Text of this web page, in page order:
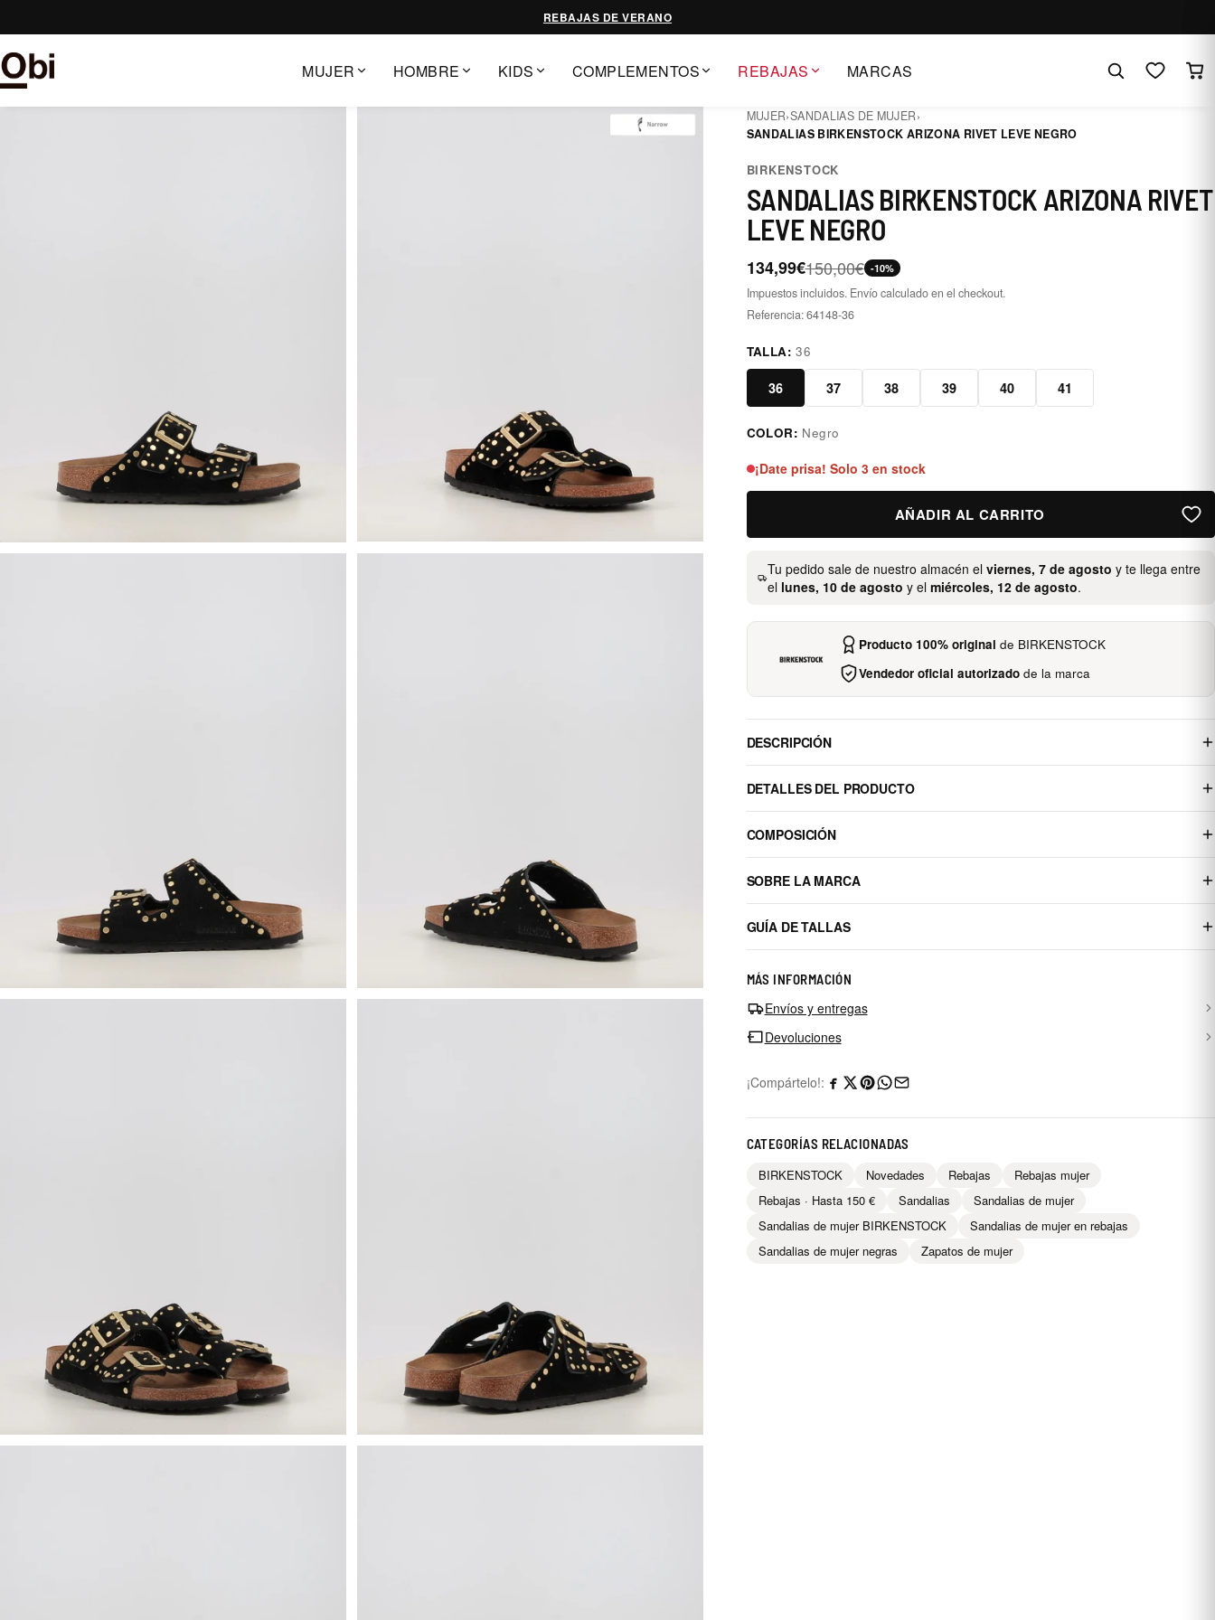
al
contenido
REBAJAS DE VERANO
MUJER HOMBRE KIDS COMPLEMENTOS REBAJAS MARCAS
MUJER›SANDALIAS DE MUJER›
SANDALIAS BIRKENSTOCK ARIZONA RIVET LEVE NEGRO
BIRKENSTOCK
SANDALIAS BIRKENSTOCK ARIZONA RIVET
LEVE NEGRO
134,99€150,00€ -10%
Impuestos incluidos. Envío calculado en el checkout.
Referencia:64148-36
TALLA:36
36 37 38 39 40 41
negro
COLOR: Negro
¡Date prisa! Solo 3 en stock
AÑADIR AL CARRITO
Tu pedido sale de nuestro almacén elviernes, 7 de agosto y te llega entre
el lunes, 10 de agosto y elmiércoles, 12 de agosto.
Producto 100% original de BIRKENSTOCK
Vendedor oficial autorizado de la marca
DESCRIPCIÓN
DETALLES DEL PRODUCTO
COMPOSICIÓN
SOBRE LA MARCA
GUÍA DE TALLAS
MÁS INFORMACIÓN
Envíos y entregas
Devoluciones
¡Compártelo!:
CATEGORÍAS RELACIONADAS
BIRKENSTOCK Novedades Rebajas
Rebajas mujer
Rebajas · Hasta 150 €
Sandalias
Sandalias de mujer
Sandalias de mujer BIRKENSTOCK
Sandalias de mujer en rebajas
Sandalias de mujer negras
Zapatos de mujer